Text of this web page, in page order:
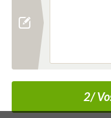
2/